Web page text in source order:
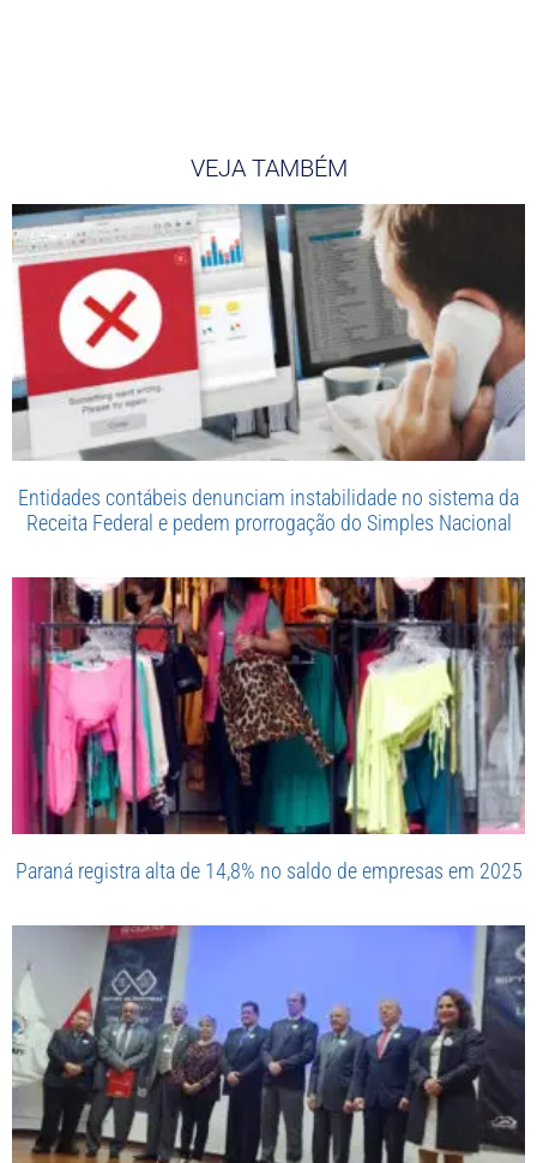
VEJA TAMBÉM
Entidades contábeis denunciam instabilidade no sistema da
Receita Federal e pedem prorrogação do Simples Nacional
Paraná registra alta de 14,8% no saldo de empresas em 2025